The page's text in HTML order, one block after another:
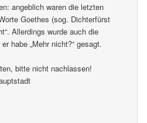
angeblich waren die letzten
Goethes (sog. Dichterfürst
Allerdings wurde auch die
habe „Mehr nicht?“ gesagt.
bitte nicht nachlassen!